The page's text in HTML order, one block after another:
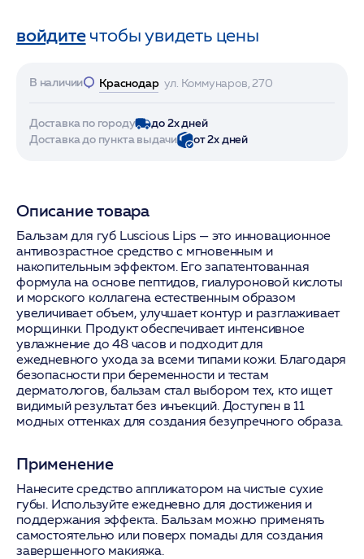
войдитечтобы увидеть цены
В наличии Краснодар ул. Коммунаров, 270
Доставка по городу
до 2х дней
Доставка до пункта выдачи
от 2х дней
Описание товара
Бальзам для губ Luscious Lips — это инновационное
антивозрастное средство с мгновенным и
накопительным эффектом. Его запатентованная
формула на основе пептидов, гиалуроновой кислоты
и морского коллагена естественным образом
увеличивает объем, улучшает контур и разглаживает
морщинки. Продукт обеспечивает интенсивное
увлажнение до 48 часов и подходит для
ежедневного ухода за всеми типами кожи. Благодаря
безопасности при беременности и тестам
дерматологов, бальзам стал выбором тех, кто ищет
видимый результат без инъекций. Доступен в 11
модных оттенках для создания безупречного образа.
Применение
Нанесите средство аппликатором на чистые сухие
губы. Используйте ежедневно для достижения и
поддержания эффекта. Бальзам можно применять
самостоятельно или поверх помады для создания
завершенного макияжа.